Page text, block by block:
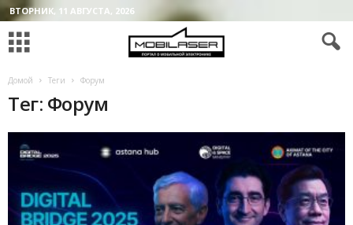
ВТОРНИК, 11 АВГУСТА, 2026
Домой Теги Форум
Тег: Форум